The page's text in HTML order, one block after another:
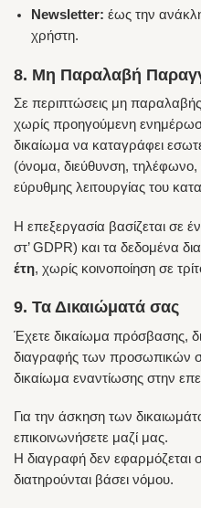
Newsletter: έως την
χρήστη.
8. Μη Παραλαβή
Σε περιπτώσεις μη
χωρίς προηγούμενη
δικαίωμα να καταγράφει
(όνομα, διεύθυνση, τηλέφωνο,
εύρυθμης λειτουργίας του
Η επεξεργασία βασίζεται σε
στ’ GDPR) και τα δεδομένα
έτη, χωρίς κοινοποίηση σε
9. Τα Δικαιώματά σας
Έχετε δικαίωμα πρόσβασης,
διαγραφής των προσωπικών
δικαίωμα εναντίωσης στην
Για την άσκηση των
επικοινωνήσετε μαζί μας.
Η διαγραφή δεν εφαρμόζεται
διατηρούνται βάσει νόμου.